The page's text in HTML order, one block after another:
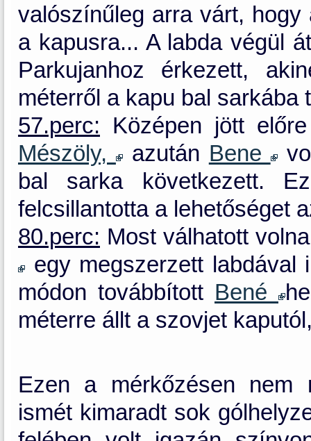
valószínűleg arra várt,
a kapusra... A labda végül
Parkujanhoz érkezett,
méterről a kapu bal sarkába
57.perc: Középen jött
Mészöly,
azután Bene
bal sarka következett.
felcsillantotta a lehetőséget
80.perc: Most válhatott
egy megszerzett labdával
módon továbbított Bené
méterre állt a szovjet
Ezen a mérkőzésen nem
ismét kimaradt sok